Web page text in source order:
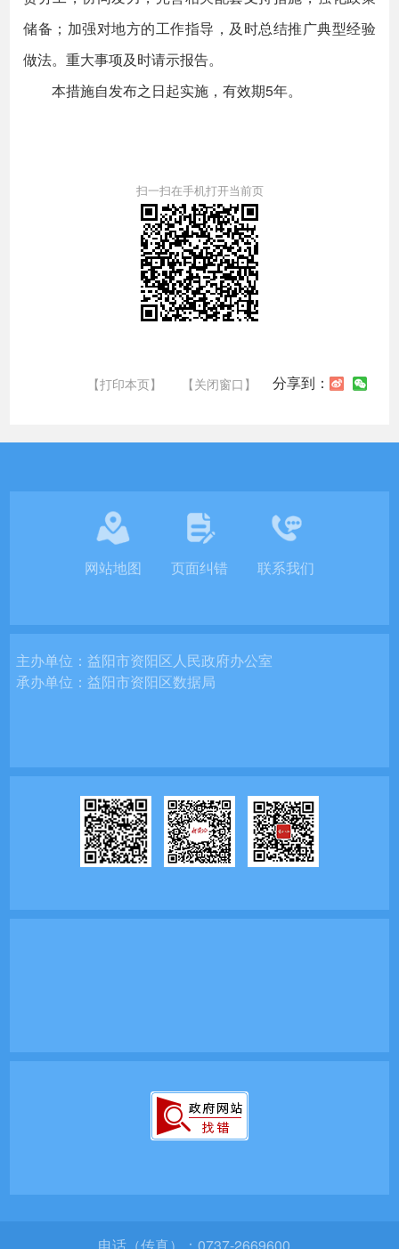
储备；加强对地方的工作指导，及时总结推广典型经验
做法。重大事项及时请示报告。
本措施自发布之日起实施，有效期5年。
扫一扫在手机打开当前页
【打印本页】 【关闭窗口】 分享到：
网站地图 页面纠错 联系我们
主办单位：益阳市资阳区人民政府办公室
承办单位：益阳市资阳区数据局